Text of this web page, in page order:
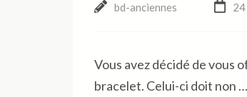
bd-anciennes
Vous avez décidé de vous
bracelet. Celui-ci doit non …